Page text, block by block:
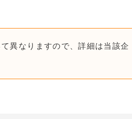
異なりますので、詳細は当該企